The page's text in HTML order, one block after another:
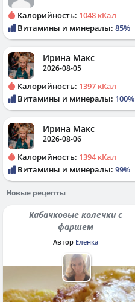
Калорийность: 1048 кКал
Витамины и минералы: 85%
Ирина Макс
2026-08-05
Калорийность: 1397 кКал
Витамины и минералы: 100%
Ирина Макс
2026-08-06
Калорийность: 1394 кКал
Витамины и минералы: 99%
Новые рецепты
Кабачковые колечки с
фаршем
Автор Еленка